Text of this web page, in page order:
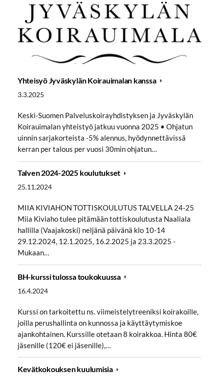
Yhteisyö Jyväskylän Koirauimalan kanssa
3.3.2025
Keski-Suomen Palveluskoirayhdistyksen ja Jyväskylän
Koirauimalan yhteistyö jatkuu vuonna 2025 • Ohjatun
uinnin sarjakorteista -5% alennus, hyödynnettävissä
kerran per talous per vuosi 30min ohjatun…
Talven 2024-2025 koulutukset
25.11.2024
MIIA KIVIAHON TOTTISKOULUTUS TALVELLA 24-25
Miia Kiviaho tulee pitämään tottiskoulutusta Naaliala
hallilla (Vaajakoski) neljänä päivänä klo 10-14
29.12.2024, 12.1.2025, 16.2.2025 ja 23.3.2025 -
Mukaan…
BH-kurssi tulossa toukokuussa
16.4.2024
Kurssi on tarkoitettu ns. viimeistelytreeniksi koirakoille,
joilla perushallinta on kunnossa ja käyttäytymiskoe
ajankohtainen. Kurssille otetaan 8 koirakkoa. Hinta 80€
jäsenille (120€ ei jäsenille),…
Kevätkokouksen kuulumisia